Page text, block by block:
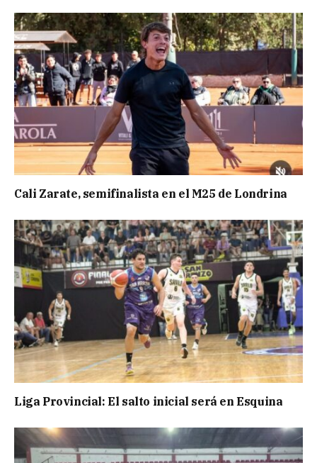
Cali Zarate, semifinalista en el M25 de Londrina
Liga Provincial: El salto inicial será en Esquina